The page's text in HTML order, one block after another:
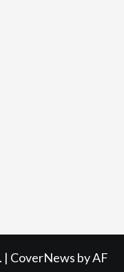
| CoverNews by AF